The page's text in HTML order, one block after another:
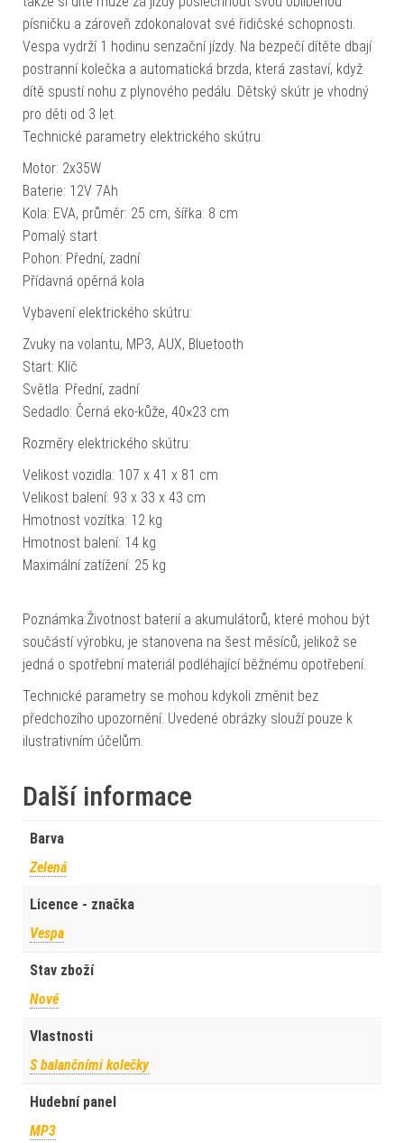
písničku a zároveň zdokonalovat své řidičské schopnosti.
Vespa vydrží 1 hodinu senzační jízdy. Na bezpečí dítěte dbají
postranní kolečka a automatická brzda, která zastaví, když
dítě spustí nohu z plynového pedálu. Dětský skútr je vhodný
pro děti od 3 let.
Technické parametry elektrického skútru:
Motor: 2x35W
Baterie: 12V 7Ah
Kola: EVA, průměr: 25 cm, šířka: 8 cm
Pomalý start
Pohon: Přední, zadní
Přídavná opěrná kola
Vybavení elektrického skútru:
Zvuky na volantu, MP3, AUX, Bluetooth
Start: Klíč
Světla: Přední, zadní
Sedadlo: Černá eko-kůže, 40×23 cm
Rozměry elektrického skútru:
Velikost vozidla: 107 x 41 x 81 cm
Velikost balení: 93 x 33 x 43 cm
Hmotnost vozítka: 12 kg
Hmotnost balení: 14 kg
Maximální zatížení: 25 kg
Poznámka:Životnost baterií a akumulátorů, které mohou být
součástí výrobku, je stanovena na šest měsíců, jelikož se
jedná o spotřební materiál podléhající běžnému opotřebení.
Technické parametry se mohou kdykoli změnit bez
předchozího upozornění. Uvedené obrázky slouží pouze k
ilustrativním účelům.
Další informace
Barva
Zelená
Licence - značka
Vespa
Stav zboží
Nové
Vlastnosti
S balančními kolečky
Hudební panel
MP3